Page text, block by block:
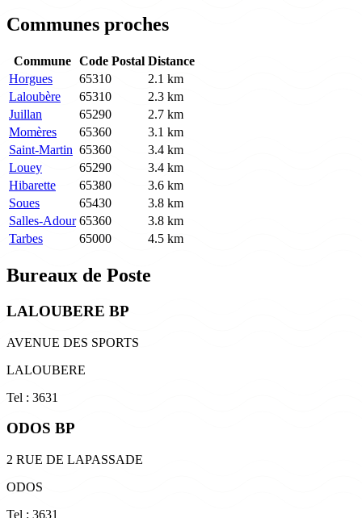
Communes proches
Commune Code Postal Distance
Horgues
65310
2.1 km
Laloubère
65310
2.3 km
Juillan
65290
2.7 km
Momères
65360
3.1 km
Saint-Martin 65360
3.4 km
Louey
65290
3.4 km
Hibarette
65380
3.6 km
Soues
65430
3.8 km
Salles-Adour 65360
3.8 km
Tarbes
65000 4.5 km
Bureaux de Poste
LALOUBERE BP
AVENUE DES SPORTS
LALOUBERE
Tel : 3631
ODOS BP
2 RUE DE LAPASSADE
ODOS
Tel : 3631